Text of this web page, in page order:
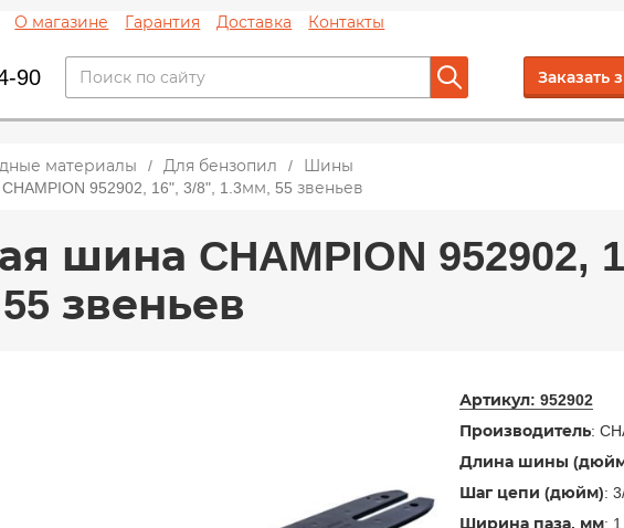
О магазине Гарантия Доставка Контакты
90 Заказать
материалы Для бензопил
Шины
952902, 16", 3/8", 1.3мм, 55 звеньев
шина CHAMPION 952902,
звеньев
Артикул: 952902
Производитель:
Длина шины
Шаг цепи (дюйм):
Ширина паза, мм: